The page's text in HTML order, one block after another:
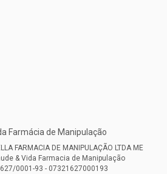
Farmácia de Manipulação
FARMACIA DE MANIPULAÇÃO LTDA ME
& Vida Farmacia de Manipulação
0001-93 - 07321627000193